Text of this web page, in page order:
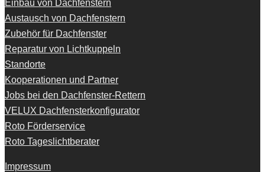
Einbau von Dachfenstern
Austausch von Dachfenstern
Zubehör für Dachfenster
Reparatur von Lichtkuppeln
Standorte
Kooperationen und Partner
Jobs bei den Dachfenster-Rettern
VELUX Dachfensterkonfigurator
Roto Förderservice
Roto Tageslichtberater
Impressum